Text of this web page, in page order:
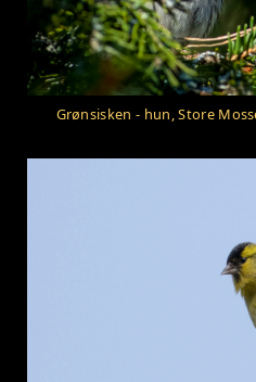
Grønsisken - hun, Store